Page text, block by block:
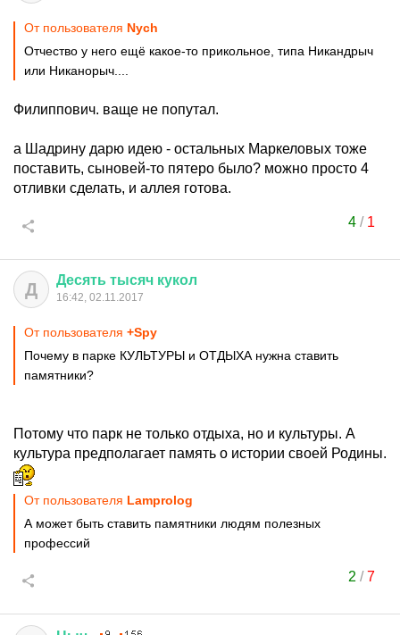
От пользователя Nych
Отчество у него ещё какое-то прикольное, типа Никандрыч
или Никанорыч....
Филиппович. ваще не попутал.
а Шадрину дарю идею - остальных Маркеловых тоже
поставить, сыновей-то пятеро было? можно просто 4
отливки сделать, и аллея готова.
4/ 1
Д Десять тысяч кукол
16:42, 02.11.2017
От пользователя +Spy
Почему в парке КУЛЬТУРЫ и ОТДЫХА нужна ставить
памятники?
Потому что парк не только отдыха, но и культуры. А
культура предполагает память о истории своей Родины.
От пользователя Lamprolog
А может быть ставить памятники людям полезных
профессий
2 /7